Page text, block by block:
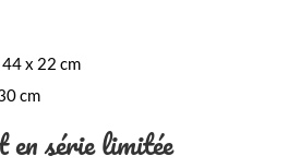
44 x 22 cm
cm
série limitée